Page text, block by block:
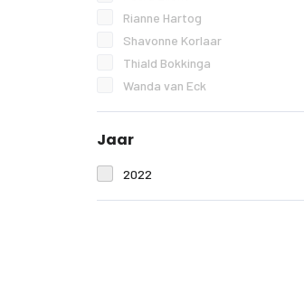
Rianne Hartog
Shavonne Korlaar
Thiald Bokkinga
Wanda van Eck
Jaar
2022